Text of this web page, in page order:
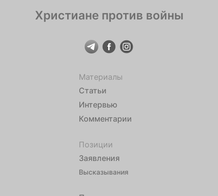
Христиане против войны
Материалы
Статьи
Интервью
Комментарии
Позиции
Заявления
Высказывания